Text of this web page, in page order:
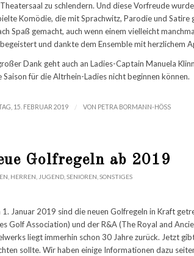
zu schlendern. Und diese Vorfreude
Komödie, die mit Sprachwitz, Parodie und
Spaß gemacht, auch wenn einem vielleicht
und dankte dem Ensemble mit herzlichem
Dank geht auch an Ladies-Captain Manuela
Saison für die Altrhein-Ladies nicht beginnen können.
15. FEBRUAR 2019 / VON PETRA BORMANN-HÖSS
Golfregeln ab 2019
HERREN JUGEND ,SENIOREN ,SONSTIGES
1. Januar 2019 sind die neuen Golfregeln in Kraft
Golf Association) und der R&A (The Royal and
liegt immerhin schon 30 Jahre zurück. Jetzt
sollte. Wir haben einige Informationen dazu